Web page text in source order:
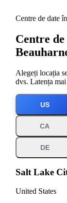
Centre de date
Centre
Alegeți locația
dvs. Latența
US
CA
DE
Salt Lake
United States